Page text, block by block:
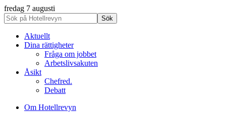
fredag 7 augusti
Aktuellt
Dina rättigheter
Fråga om jobbet
Arbetslivsakuten
Åsikt
Chefred.
Debatt
Om Hotellrevyn